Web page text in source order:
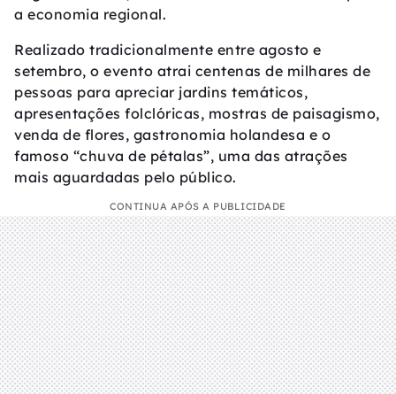
a economia regional.
Realizado tradicionalmente entre agosto e
setembro, o evento atrai centenas de milhares de
pessoas para apreciar jardins temáticos,
apresentações folclóricas, mostras de paisagismo,
venda de flores, gastronomia holandesa e o
famoso “chuva de pétalas”, uma das atrações
mais aguardadas pelo público.
CONTINUA APÓS A PUBLICIDADE